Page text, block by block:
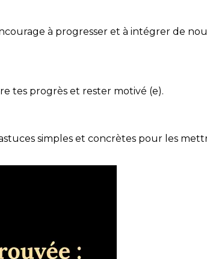
à progresser et à intégrer de
tes progrès et rester motivé (e).
simples et concrètes pour les